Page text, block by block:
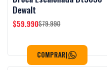
Dewalt
$59.990$79.990
COMPRAR|